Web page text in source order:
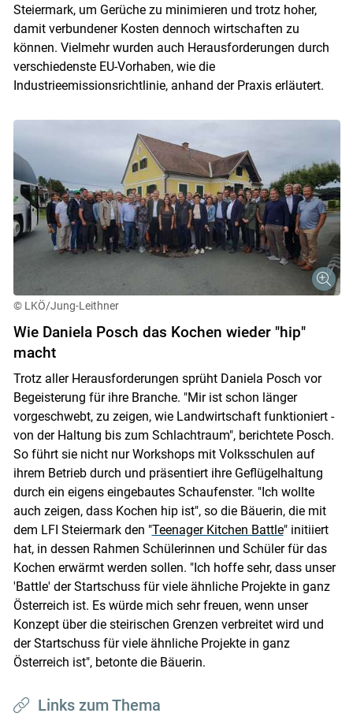
Steiermark, um Gerüche zu minimieren und trotz hoher,
damit verbundener Kosten dennoch wirtschaften zu
können. Vielmehr wurden auch Herausforderungen durch
verschiedenste EU-Vorhaben, wie die
Industrieemissionsrichtlinie, anhand der Praxis erläutert.
© LKÖ/Jung-Leithner
Wie Daniela Posch das Kochen wieder "hip"
macht
Trotz aller Herausforderungen sprüht Daniela Posch vor
Begeisterung für ihre Branche. "Mir ist schon länger
vorgeschwebt, zu zeigen, wie Landwirtschaft funktioniert -
von der Haltung bis zum Schlachtraum", berichtete Posch.
So führt sie nicht nur Workshops mit Volksschulen auf
ihrem Betrieb durch und präsentiert ihre Geflügelhaltung
durch ein eigens eingebautes Schaufenster. "Ich wollte
auch zeigen, dass Kochen hip ist", so die Bäuerin, die mit
dem LFI Steiermark den "Teenager Kitchen Battle" initiiert
hat, in dessen Rahmen Schülerinnen und Schüler für das
Kochen erwärmt werden sollen. "Ich hoffe sehr, dass unser
'Battle' der Startschuss für viele ähnliche Projekte in ganz
Österreich ist. Es würde mich sehr freuen, wenn unser
Konzept über die steirischen Grenzen verbreitet wird und
der Startschuss für viele ähnliche Projekte in ganz
Österreich ist", betonte die Bäuerin.
Links zum Thema